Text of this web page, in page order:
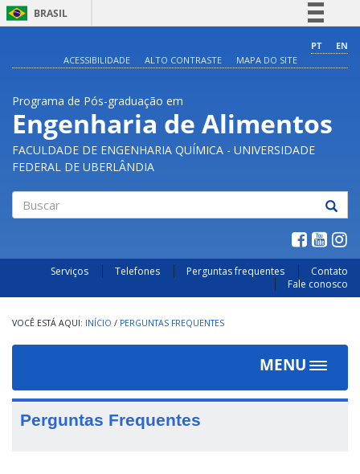
BRASIL
Comunica BR
Acesso à informação
Legislação
PT
EN
ACESSIBILIDADE
ALTO CONTRASTE MAPA DO SITE
Programa de Pós-graduação em
Engenharia de Alimentos
FACULDADE DE ENGENHARIA QUÍMICA - UNIVERSIDADE
FEDERAL DE UBERLÂNDIA
Serviços Telefones Perguntas frequentes
Contato
Fale conosco
INÍCIO / PERGUNTAS FREQUENTES
MENU
Toggle
Perguntas Frequentes